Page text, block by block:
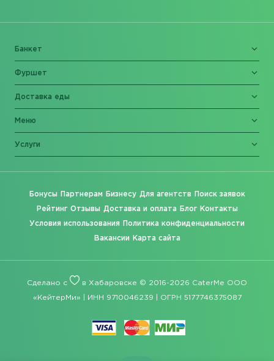
Банкет
Фуршет
Доставка еды
Меню
Услуги
Бонусы Партнерам Бизнесу Для агентств Поиск заявок
Рейтинг Отзывы Доставка и оплата Блог Контакты
Условия использования Политика конфиденциальности
Вакансии Карта сайта
Сделано с в Хабаровске © 2016-2026 CaterMe ООО
«КейтерМи» | ИНН 9710046239 | ОГРН 5177746375087